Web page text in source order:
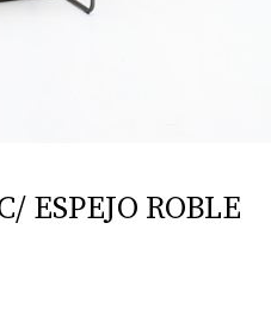
ESPEJO ROBLE